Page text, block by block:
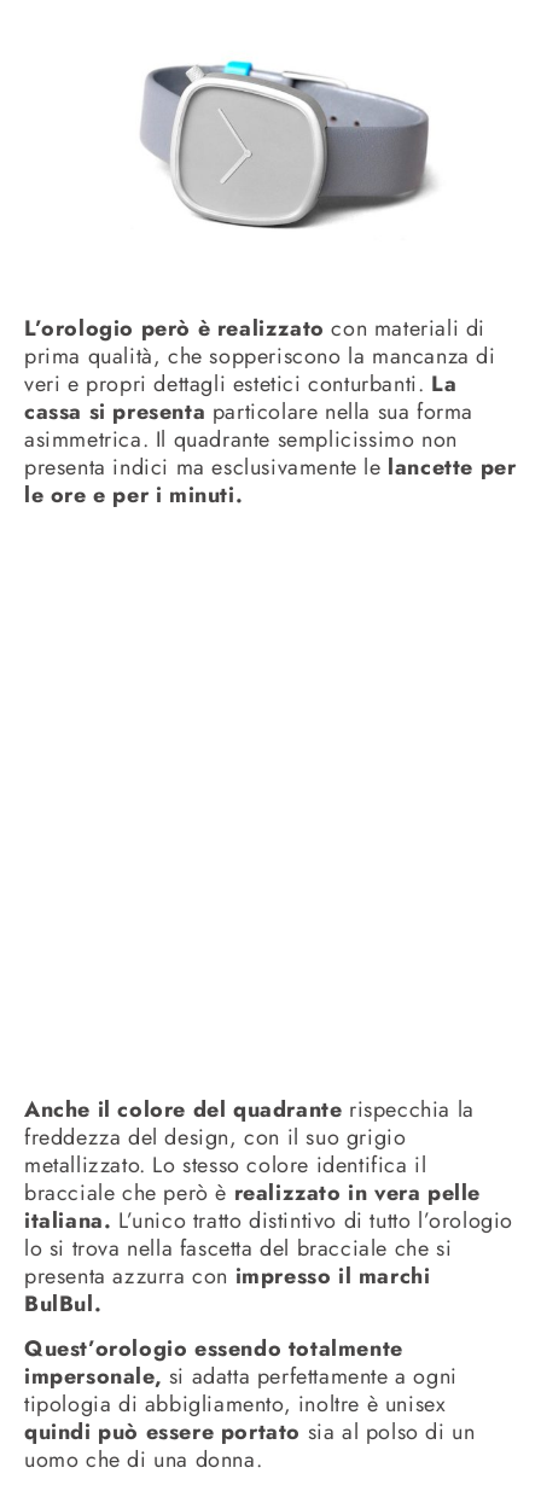
L’orologio però è realizzato con materiali di
prima qualità, che sopperiscono la mancanza di
veri e propri dettagli estetici conturbanti. La
cassa si presenta particolare nella sua forma
asimmetrica. Il quadrante semplicissimo non
presenta indici ma esclusivamente le lancette per
le ore e per i minuti.
Anche il colore del quadrante rispecchia la
freddezza del design, con il suo grigio
metallizzato. Lo stesso colore identifica il
bracciale che però è realizzato in vera pelle
italiana. L’unico tratto distintivo di tutto l’orologio
lo si trova nella fascetta del bracciale che si
presenta azzurra con impresso il marchi
BulBul.
Quest’orologio essendo totalmente
impersonale, si adatta perfettamente a ogni
tipologia di abbigliamento, inoltre è unisex
quindi può essere portato sia al polso di un
uomo che di una donna.